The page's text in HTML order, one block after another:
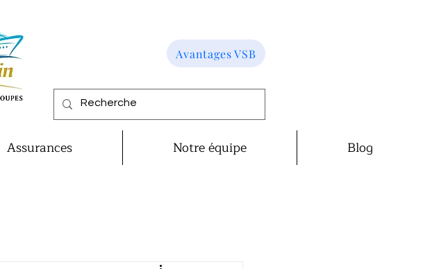
Avantages VSB
Assurances Notre équipe Blog